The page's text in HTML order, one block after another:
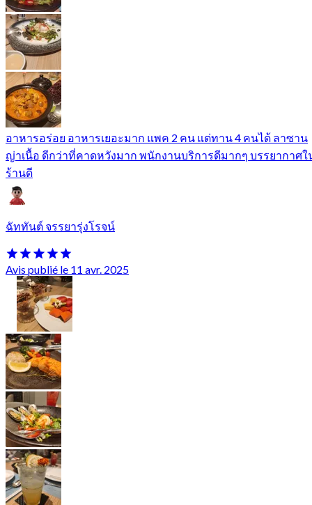
อาหารอร่อย อาหารเยอะมาก แพค 2 คน แต่ทาน 4 คนได้ ลาซาน
ญ่าเนื้อ ดีกว่าที่คาดหวังมาก พนักงานบริการดีมากๆ บรรยากาศใ
ร้านดี
ฉัททันต์ จรรยารุ่งโรจน์
Avis publié le 11 avr. 2025